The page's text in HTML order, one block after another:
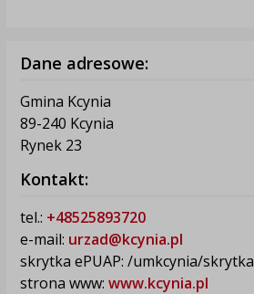
Dane adresowe:
Gmina Kcynia
89-240 Kcynia
Rynek 23
Kontakt:
tel.: +48525893720
e-mail: urzad@kcynia.pl
skrytka ePUAP: /umkcynia/skrytka
strona www: www.kcynia.pl